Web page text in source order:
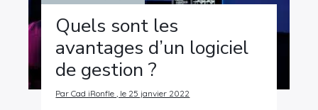
Quels sont les
avantages d’un logiciel
de gestion ?
Par Cad iRonfle , le 25 janvier 2022